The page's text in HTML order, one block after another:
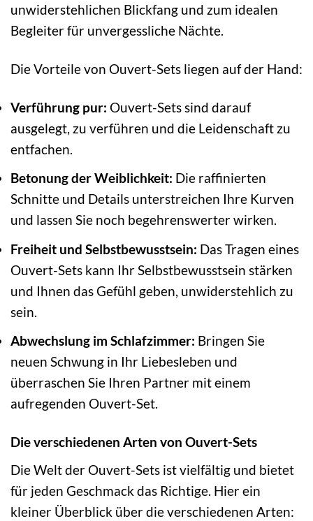
unwiderstehlichen Blickfang und zum idealen
Begleiter für unvergessliche Nächte.
Die Vorteile von Ouvert-Sets liegen auf der Hand:
Verführung pur: Ouvert-Sets sind darauf
ausgelegt, zu verführen und die Leidenschaft zu
entfachen.
Betonung der Weiblichkeit: Die raffinierten
Schnitte und Details unterstreichen Ihre Kurven
und lassen Sie noch begehrenswerter wirken.
Freiheit und Selbstbewusstsein: Das Tragen eines
Ouvert-Sets kann Ihr Selbstbewusstsein stärken
und Ihnen das Gefühl geben, unwiderstehlich zu
sein.
Abwechslung im Schlafzimmer: Bringen Sie
neuen Schwung in Ihr Liebesleben und
überraschen Sie Ihren Partner mit einem
aufregenden Ouvert-Set.
Die verschiedenen Arten von Ouvert-Sets
Die Welt der Ouvert-Sets ist vielfältig und bietet
für jeden Geschmack das Richtige. Hier ein
kleiner Überblick über die verschiedenen Arten: